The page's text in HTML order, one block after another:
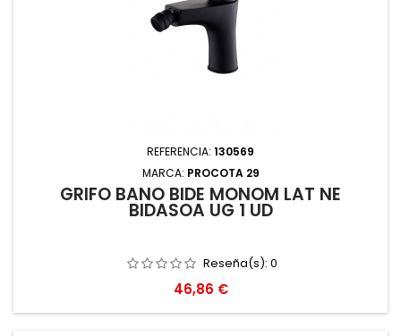
REFERENCIA: 130569
MARCA: PROCOTA 29
GRIFO BAÑO BIDE MONOM LAT NE
BIDASOA UG 1 UD
Reseña(s): 0
Precio
46,86 €